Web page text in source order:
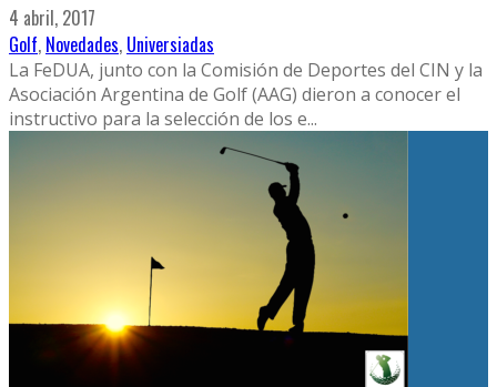
4 abril, 2017
Golf, Novedades, Universiadas
La FeDUA, junto con la Comisión de Deportes del CIN y la
Asociación Argentina de Golf (AAG) dieron a conocer el
instructivo para la selección de los e...